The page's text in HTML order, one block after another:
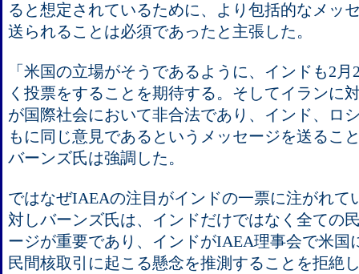
ると想定されているために、より包括的なメッ
送られることは必須であったと主張した。
「米国の立場がそうであるように、インドも2
く投票をすることを期待する。そしてイランに
が国際社会において非合法であり、インド、ロ
もに同じ意見であるというメッセージを送るこ
バーンズ氏は強調した。
ではなぜIAEAの注目がインドの一票に注がれて
対しバーンズ氏は、インドだけではなく全ての
ージが重要であり、インドがIAEA理事会で米国
民間核取引に起こる懸念を推測することを拒絶